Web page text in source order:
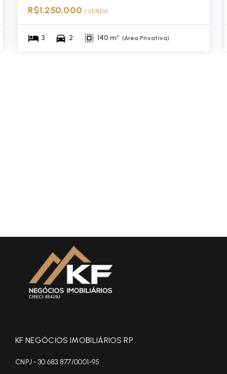
R$1.250.000 / VENDA
3 2 140 m² (Área Privativa)
KF NEGÓCIOS IMOBILIÁRIOS RP
CNPJ - 30.683.877/0001-95